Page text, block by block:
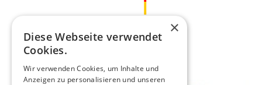
×
Diese Webseite verwendet
Cookies.
Wir verwenden Cookies, um Inhalte und
Anzeigen zu personalisieren und unseren